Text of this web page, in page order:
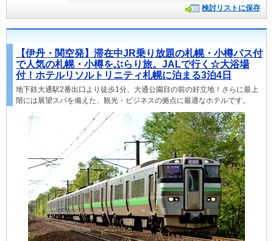
検討リストに保存
【伊丹・関空発】滞在中JR乗り放題の札幌・小樽パス付
で人気の札幌・小樽をぶらり旅。JALで行く☆大浴場
付！ホテルリソルトリニティ札幌に泊まる3泊4日
地下鉄大通駅2番出口より徒歩1分、大通公園目の前の好立地！さらに最上
階には展望スパを備えた、観光・ビジネスの拠点に最適なホテルです。